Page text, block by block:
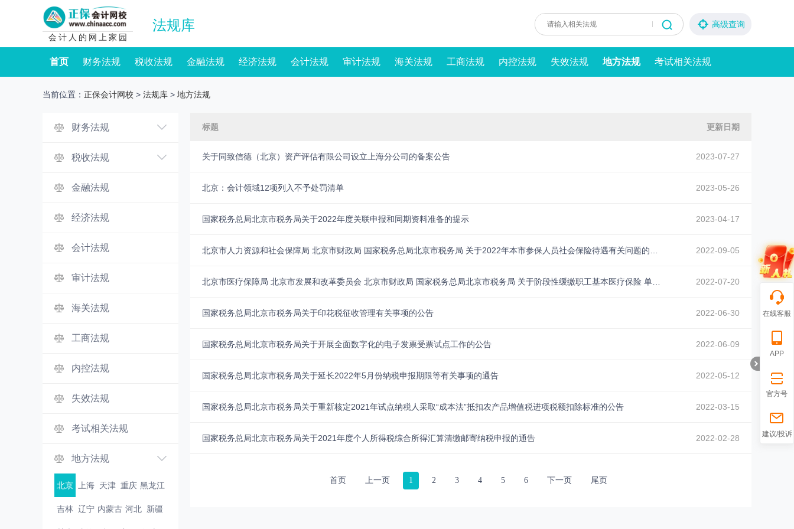
会计人的网上家园
法规库 高级查询
首页 财务法规 税收法规 金融法规 经济法规 会计法规 审计法规 海关法规 工商法规 内控法规 失效法规 地方法规 考试相关法规
当前位置： 正保会计网校 > 法规库 > 地方法规
财务法规
税收法规
金融法规
经济法规
会计法规
审计法规
海关法规
工商法规
内控法规
失效法规
考试相关法规
地方法规
北京 上海 天津 重庆 黑龙江
吉林 辽宁 内蒙古 河北 新疆
标题 更新日期
关于同致信德（北京）资产评估有限公司设立上海分公司的备案公告 2023-07-27
北京：会计领域12项列入不予处罚清单 2023-05-26
国家税务总局北京市税务局关于2022年度关联申报和同期资料准备的提示 2023-04-17
2022-09-05
2022-07-20
国家税务总局北京市税务局关于印花税征收管理有关事项的公告 2022-06-30
国家税务总局北京市税务局关于开展全面数字化的电子发票受票试点工作的公告 2022-06-09
国家税务总局北京市税务局关于延长2022年5月份纳税申报期限等有关事项的通告 2022-05-12
国家税务总局北京市税务局关于重新核定2021年试点纳税人采取“成本法”抵扣农产品增值税进项税额扣除标准的公告 2022-03-15
国家税务总局北京市税务局关于2021年度个人所得税综合所得汇算清缴邮寄纳税申报的通告 2022-02-28
首页 上一页 1 2 3 4 5 6 下一页 尾页
在线客服
APP
官方号
建议/投诉